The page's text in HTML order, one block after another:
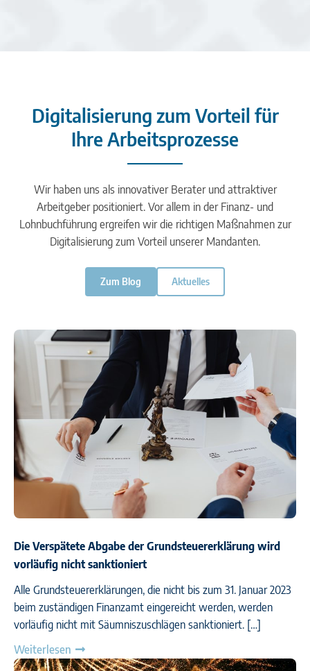
Digitalisierung zum Vorteil für
Ihre Arbeitsprozesse
Wir haben uns als innovativer Berater und attraktiver
Arbeitgeber positioniert. Vor allem in der Finanz- und
Lohnbuchführung ergreifen wir die richtigen Maßnahmen zur
Digitalisierung zum Vorteil unserer Mandanten.
Zum Blog Aktuelles
Die Verspätete Abgabe der Grundsteuererklärung wird
vorläufig nicht sanktioniert
Alle Grundsteuererklärungen, die nicht bis zum 31. Januar 2023
beim zuständigen Finanzamt eingereicht werden, werden
vorläufig nicht mit Säumniszuschlägen sanktioniert. […]
Weiterlesen